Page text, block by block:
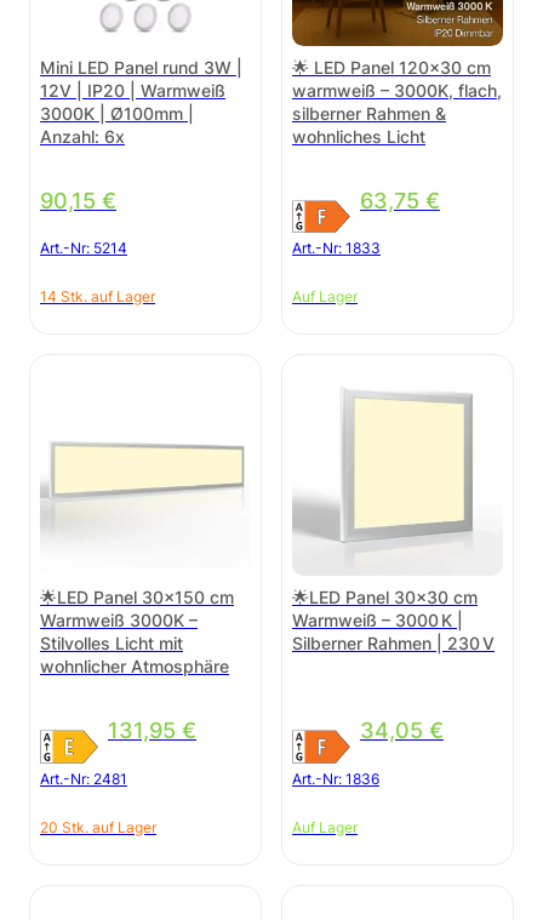
Mini LED Panel rund 3W |
12V | IP20 | Warmweiß
3000K | Ø100mm |
Anzahl: 6x
90,15 €
Art.-Nr: 5214
14 Stk. auf Lager
🌟 LED Panel 120×30 cm
warmweiß – 3000K, flach,
silberner Rahmen &
wohnliches Licht
63,75 €
Art.-Nr: 1833
Auf Lager
🌟LED Panel 30×150 cm
Warmweiß 3000K –
Stilvolles Licht mit
wohnlicher Atmosphäre
131,95 €
Art.-Nr: 2481
20 Stk. auf Lager
🌟LED Panel 30×30 cm
Warmweiß – 3000 K |
Silberner Rahmen | 230 V
34,05 €
Art.-Nr: 1836
Auf Lager